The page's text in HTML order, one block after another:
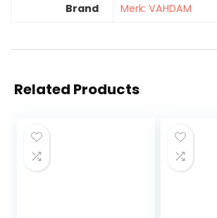
Brand
Merk: VAHDAM
Related Products